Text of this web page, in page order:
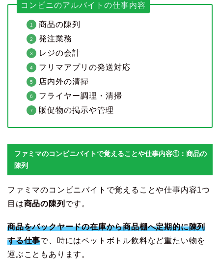
コンビニのアルバイトの仕事内容
商品の陳列
発注業務
レジの会計
フリマアプリの発送対応
店内外の清掃
フライヤー調理・清掃
販促物の掲示や管理
ファミマのコンビニバイトで覚えることや仕事内容①：商品の
陳列
ファミマのコンビニバイトで覚えることや仕事内容1つ
目は商品の陳列 です。
商品をバックヤードの在庫から商品棚へ定期的に陳列
する仕事で、時にはペットボトル飲料など重たい物を
運ぶこともあります。